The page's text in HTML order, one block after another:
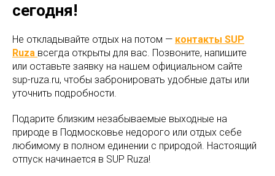
сегодня!
Не откладывайте отдых на потом — контакты SUP
Ruza всегда открыты для вас. Позвоните, напишите
или оставьте заявку на нашем официальном сайте
sup-ruza.ru, чтобы забронировать удобные даты или
уточнить подробности.
Подарите близким незабываемые выходные на
природе в Подмосковье недорого или отдых себе
любимому в полном единении с природой. Настоящий
отпуск начинается в SUP Ruza!